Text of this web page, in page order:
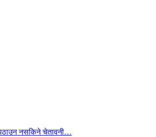
पठाउन नसकिने चेतावनी…